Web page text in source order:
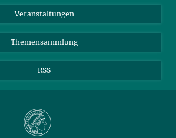
Veranstaltungen
Themensammlung
RSS